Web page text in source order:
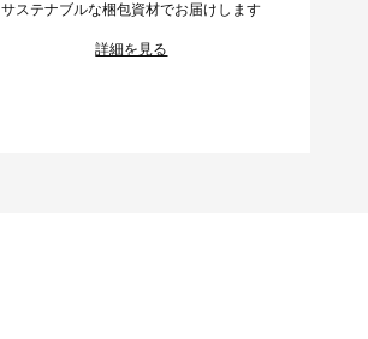
サステナブルな梱包資材でお届けします
詳細を見る